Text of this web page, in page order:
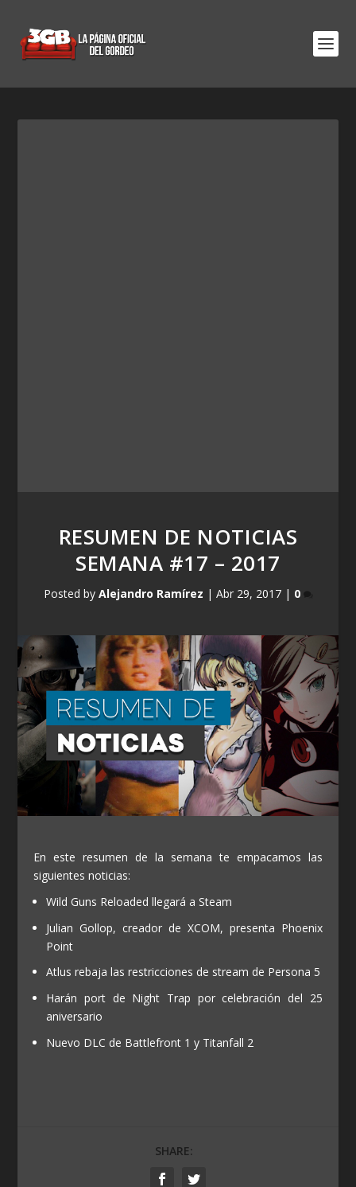
RESUMEN DE NOTICIAS
SEMANA #17 – 2017
Posted by Alejandro Ramírez | Abr 29, 2017| 0
En este resumen de la semana te empacamos las
siguientes noticias:
Wild Guns Reloaded llegará a Steam
Julian Gollop, creador de XCOM, presenta Phoenix
Point
Atlus rebaja las restricciones de stream de Persona 5
Harán port de Night Trap por celebración del 25
aniversario
Nuevo DLC de Battlefront 1 y Titanfall 2
SHARE: